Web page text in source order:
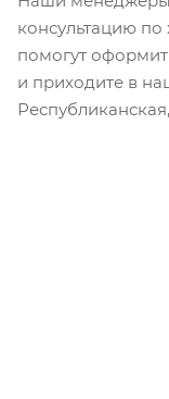
консультацию
помогут
и приходите в